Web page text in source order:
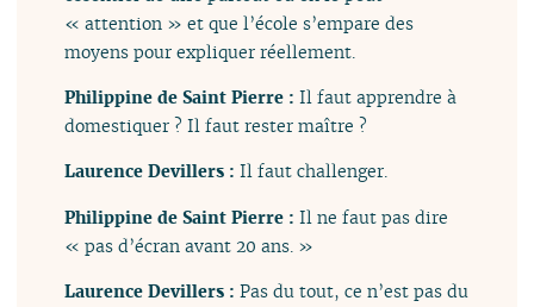
« attention » et que l’école s’empare des
moyens pour expliquer réellement.
Philippine de Saint Pierre :Il faut apprendre à
domestiquer ? Il faut rester maître ?
Laurence Devillers :Il faut challenger.
Philippine de Saint Pierre :Il ne faut pas dire
« pas d’écran avant 20 ans. »
Laurence Devillers :Pas du tout, ce n’est pas du